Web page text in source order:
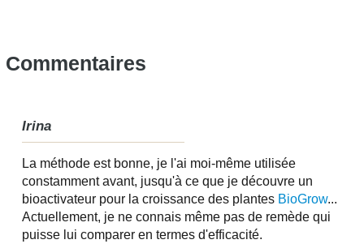
Commentaires
Irina
La méthode est bonne, je l'ai moi-même utilisée
constamment avant, jusqu'à ce que je découvre un
bioactivateur pour la croissance des plantes BioGrow...
Actuellement, je ne connais même pas de remède qui
puisse lui comparer en termes d'efficacité.